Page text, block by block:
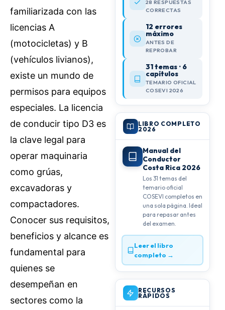
familiarizada con las
licencias A
(motocicletas) y B
(vehículos livianos),
existe un mundo de
permisos para equipos
especiales. La licencia
de conducir tipo D3 es
la clave legal para
operar maquinaria
como grúas,
excavadoras y
compactadores.
Conocer sus requisitos,
beneficios y alcance es
fundamental para
quienes se
desempeñan en
sectores como la
28 RESPUESTAS
CORRECTAS
12 errores
máximo
ANTES DE
REPROBAR
31 temas · 6
capítulos
TEMARIO OFICIAL
COSEVI 2026
LIBRO COMPLETO
2026
Manual del
Conductor
Costa Rica 2026
Los 31 temas del
temario oficial
COSEVI completos en
una sola página. Ideal
para repasar antes
del examen.
Leer el libro
completo →
RECURSOS
RÁPIDOS